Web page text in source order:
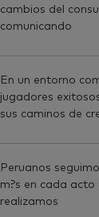
cambios del
comunicando
En un entorno
jugadores
sus caminos de
Peruanos
m?s en cada
realizamos